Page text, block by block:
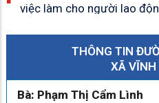
việc làm cho người lao
Xã Vĩnh Thuận bàn giao
hộ nghèo, hộ khó khăn
HĐND xã Vĩnh Thuận
trọng tại kỳ họp thường lệ
THÔNG TIN
XÃ VĨNH
Bà: Phạm Thị Cẩm Lình